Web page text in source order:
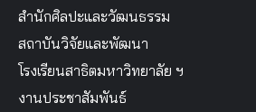
สำนักศิลปะและวัฒนธรรม
สถาบันวิจัยและพัฒนา
โรงเรียนสาธิตมหาวิทยาลัย ฯ
งานประชาสัมพันธ์